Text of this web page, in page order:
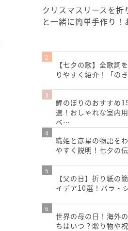
クリスマスリースを折
と一緒に簡単手作り
【七夕の歌】全歌詞
りやすく紹介！「の
鯉のぼりのおすすめ
選！おしゃれな室内用
ベ…
織姫と彦星の物語を
やすく説明！七夕の
【父の日】折り紙の
イデア10選！バラ・
世界の母の日！海外
ちはいつ？贈り物や